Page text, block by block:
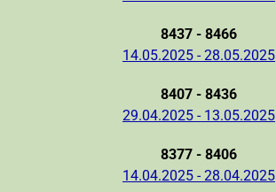
8437 - 8466
14.05.2025 - 28.05.2025
8407 - 8436
29.04.2025 - 13.05.2025
8377 - 8406
14.04.2025 - 28.04.2025